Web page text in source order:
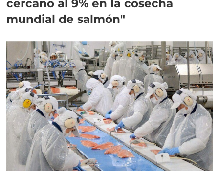
cercano al 9% en la cosecha
mundial de salmón"